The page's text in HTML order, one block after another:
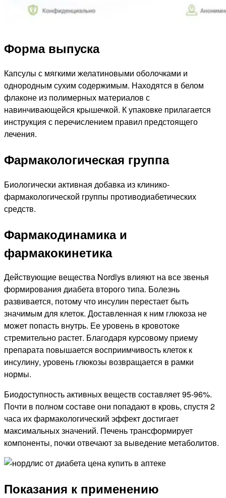
Форма выпуска
Капсулы с мягкими желатиновыми оболочками и
однородным сухим содержимым. Находятся в белом
флаконе из полимерных материалов с
навинчивающейся крышечкой. К упаковке прилагается
инструкция с перечислением правил предстоящего
лечения.
Фармакологическая группа
Биологически активная добавка из клинико-
фармакологической группы противодиабетических
средств.
Фармакодинамика и
фармакокинетика
Действующие вещества Nordlys влияют на все звенья
формирования диабета второго типа. Болезнь
развивается, потому что инсулин перестает быть
значимым для клеток. Доставленная к ним глюкоза не
может попасть внутрь. Ее уровень в кровотоке
стремительно растет. Благодаря курсовому приему
препарата повышается восприимчивость клеток к
инсулину, уровень глюкозы возвращается в рамки
нормы.
Биодоступность активных веществ составляет 95-96%.
Почти в полном составе они попадают в кровь, спустя 2
часа их фармакологический эффект достигает
максимальных значений. Печень трансформирует
компоненты, почки отвечают за выведение метаболитов.
Показания к применению